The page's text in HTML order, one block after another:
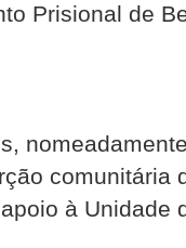
Prisional de
comunitária
à Unidade